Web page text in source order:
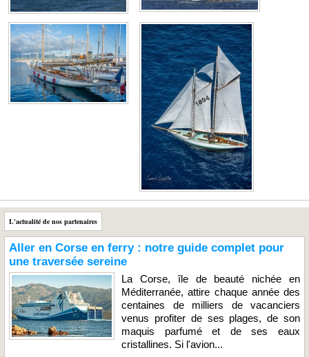
L'actualité de nos partenaires
Aller en Corse en ferry : notre guide complet pour
une traversée sereine
La Corse, île de beauté nichée en
Méditerranée, attire chaque année des
centaines de milliers de vacanciers
venus profiter de ses plages, de son
maquis parfumé et de ses eaux
cristallines. Si l'avion...